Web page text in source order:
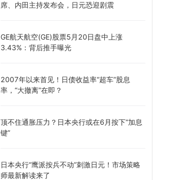
席、内田主持发布会，日元恐迎剧震
GE航天航空(GE)股票5月20日盘中上涨
3.43%：背后推手曝光
2007年以来首见！日债收益率“超车”股息
率，“大撤离”在即？
顶不住通胀压力？日本央行或在6月按下“加息
键”
日本央行“鹰派按兵不动”刺激日元！市场策略
师最新解读来了